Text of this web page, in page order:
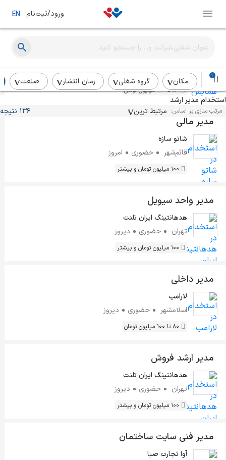
ورود/ثبت‌نام EN
1
مکان گروه شغلی زمان انتشار
صنعت
استخدام مدیر ارشد
مرتب سازی بر اساس: مرتبط ترین 136 نتیجه
مدیر بین الملل
تهران
حضوری امروز
80 تا 100 میلیون تومان
مدیر مالی
شاتو سازه
قائم‌شهر
حضوری امروز
100 میلیون تومان و بیشتر
مدیر واحد سیویل
هدهانتینگ ایران تلنت
تهران
حضوری دیروز
100 میلیون تومان و بیشتر
مدیر داخلی
لارامب
اسلامشهر
حضوری دیروز
80 تا 100 میلیون تومان
مدیر ارشد فروش
هدهانتینگ ایران تلنت
تهران
حضوری دیروز
100 میلیون تومان و بیشتر
مدیر فنی سایت ساختمان
آوا تجارت صبا